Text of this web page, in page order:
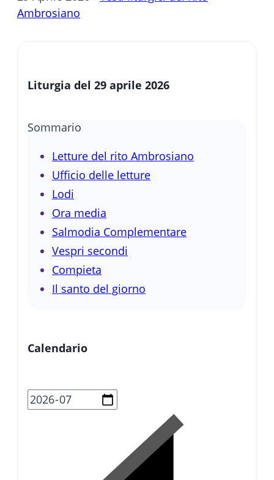
Ambrosiano
Liturgia del 29 aprile 2026
Sommario
Letture del rito Ambrosiano
Ufficio delle letture
Lodi
Ora media
Salmodia Complementare
Vespri secondi
Compieta
Il santo del giorno
Calendario